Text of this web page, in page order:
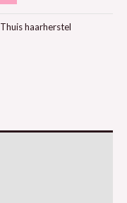
Thuis haarherstel